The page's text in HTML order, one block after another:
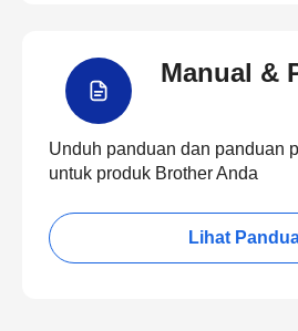
Manual &
Unduh panduan dan panduan
untuk produk Brother Anda
Lihat